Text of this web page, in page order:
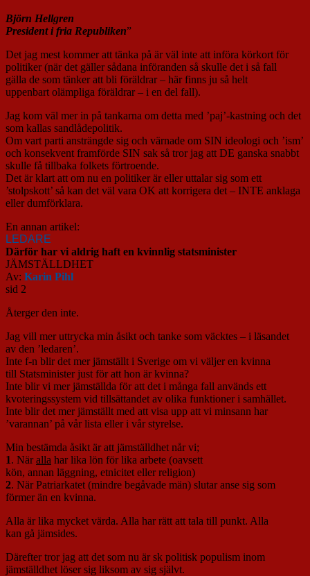
Björn Hellgren
President i fria Republiken”
Det jag mest kommer att tänka på är väl inte att införa körkort för
politiker (när det gäller sådana införanden så skulle det i så fall
gälla de som tänker att bli föräldrar – här finns ju så helt
uppenbart olämpliga föräldrar – i en del fall).
Jag kom väl mer in på tankarna om detta med ’paj’-kastning och det
som kallas sandlådepolitik.
Om vart parti ansträngde sig och värnade om SIN ideologi och ’ism’
och konsekvent framförde SIN sak så tror jag att DE ganska snabbt
skulle få tillbaka folkets förtroende.
Det är klart att om nu en politiker är eller uttalar sig som ett
’stolpskott’ så kan det väl vara OK att korrigera det – INTE anklaga
eller dumförklara.
En annan artikel:
LEDARE
Därför har vi aldrig haft en kvinnlig statsminister
JÄMSTÄLLDHET
Av: Karin Pihl
sid 2
Återger den inte.
Jag vill mer uttrycka min åsikt och tanke som väcktes – i läsandet
av den ’ledaren’.
Inte f-n blir det mer jämställt i Sverige om vi väljer en kvinna
till Statsminister just för att hon är kvinna?
Inte blir vi mer jämställda för att det i många fall används ett
kvoteringssystem vid tillsättandet av olika funktioner i samhället.
Inte blir det mer jämställt med att visa upp att vi minsann har
’varannan’ på vår lista eller i vår styrelse.
Min bestämda åsikt är att jämställdhet når vi;
1. Näralla har lika lön för lika arbete (oavsett
kön, annan läggning, etnicitet eller religion)
2. När Patriarkatet (mindre begåvade män) slutar anse sig som
förmer än en kvinna.
Alla är lika mycket värda. Alla har rätt att tala till punkt. Alla
kan gå jämsides.
Därefter tror jag att det som nu är sk politisk populism inom
jämställdhet löser sig liksom av sig självt.